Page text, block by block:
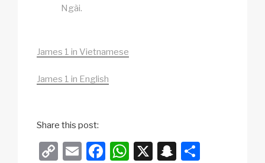
Ngài.
James 1 in Vietnamese
James 1 in English
Share this post:
C
E
F
W X
S